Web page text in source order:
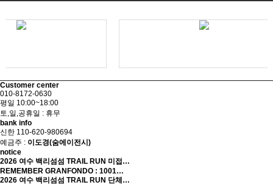
Customer center
010-8172-0630
평일 10:00~18:00
토,일,공휴일 : 휴무
bank info
신한 110-620-980694
예금주 : 이도경(숨에이전시)
notice
2026 여수 백리섬섬 TRAIL RUN 미접…
REMEMBER GRANFONDO : 1001…
2026 여수 백리섬섬 TRAIL RUN 단체…